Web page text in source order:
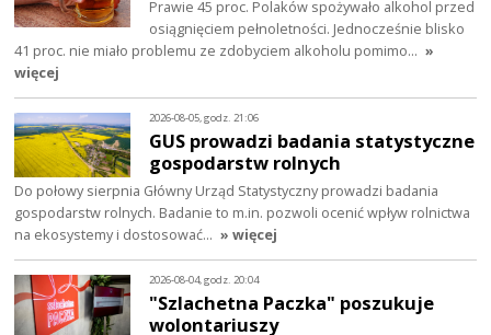
Prawie 45 proc. Polaków spożywało alkohol przed
osiągnięciem pełnoletności. Jednocześnie blisko
41 proc. nie miało problemu ze zdobyciem alkoholu pomimo… »
więcej
2026-08-05, godz. 21:06
GUS prowadzi badania statystyczne
gospodarstw rolnych
Do połowy sierpnia Główny Urząd Statystyczny prowadzi badania
gospodarstw rolnych. Badanie to m.in. pozwoli ocenić wpływ rolnictwa
na ekosystemy i dostosować… » więcej
2026-08-04, godz. 20:04
"Szlachetna Paczka" poszukuje
wolontariuszy